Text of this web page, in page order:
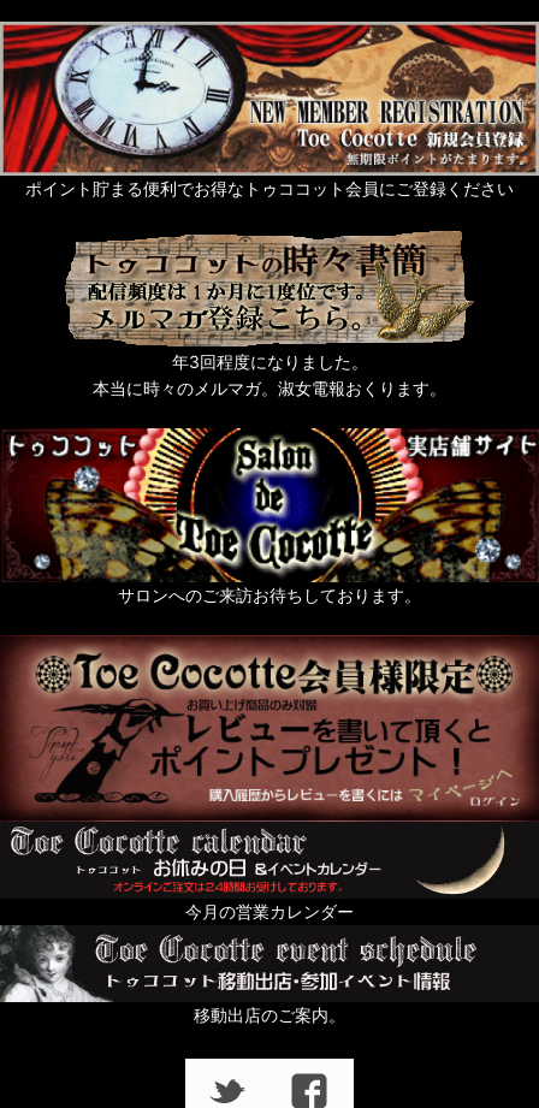
ポイント貯まる便利でお得なトゥココット会員にご登録ください
年3回程度になりました。
本当に時々のメルマガ。淑女電報おくります。
サロンへのご来訪お待ちしております。
今月の営業カレンダー
移動出店のご案内。